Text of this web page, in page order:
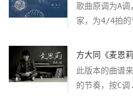
歌曲原调为A调
家，为4/4拍
方大同《麦恩
此版本的曲谱
的节奏，按C